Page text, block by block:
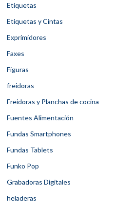
Etiquetas
Etiquetas y Cintas
Exprimidores
Faxes
Figuras
freidoras
Freidoras y Planchas de cocina
Fuentes Alimentación
Fundas Smartphones
Fundas Tablets
Funko Pop
Grabadoras Digitales
heladeras